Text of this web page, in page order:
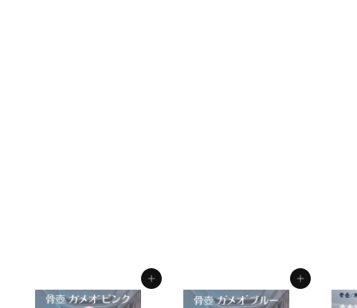
2
カートに入れる カートに入れる